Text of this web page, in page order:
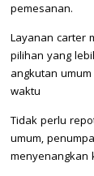
pemesanan.
Layanan carter
pilihan yang
angkutan
waktu
Tidak perlu
umum,
menyenangkan